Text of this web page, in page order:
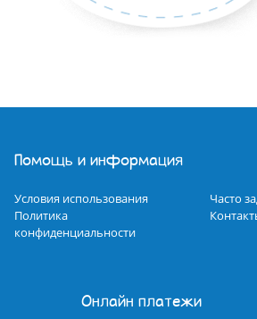
Помощь и информация
Условия использования
Политика
конфиденциальности
Часто
Онлайн платежи